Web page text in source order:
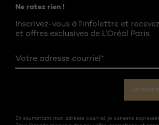
Ne ratez rien !
Inscrivez-vous à l'infolettre et
et offres exclusives de L’Oréal Paris.
Votre adresse courriel *
En soumettant mon adresse courriel, je consens